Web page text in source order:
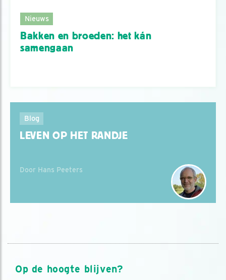
Nieuws
Bakken en broeden: het kán
samengaan
Blog
LEVEN OP HET RANDJE
Door Hans Peeters
Op de hoogte blijven?